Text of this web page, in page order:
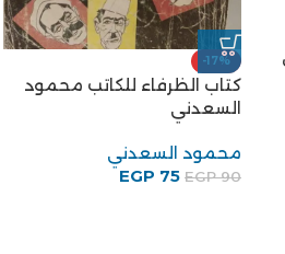
-17%
كتاب الظرفاء للكاتب محمود
السعدني
محمود السعدني
EGP90
EGP 75